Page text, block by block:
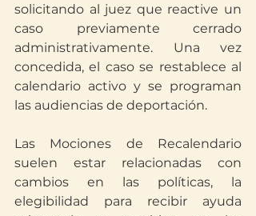
solicitando al juez que reactive un
caso previamente cerrado
administrativamente. Una vez
concedida, el caso se restablece al
calendario activo y se programan
las audiencias de deportación.
Las Mociones de Recalendario
suelen estar relacionadas con
cambios en las políticas, la
elegibilidad para recibir ayuda